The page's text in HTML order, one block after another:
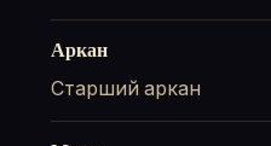
Аркан
Старший аркан